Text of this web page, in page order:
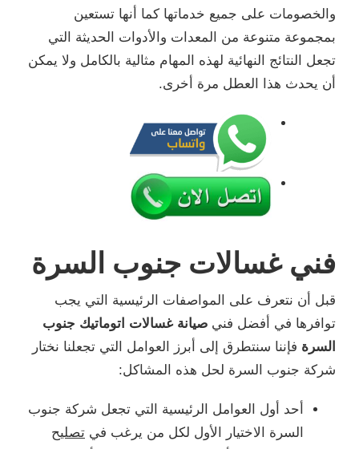
والخصومات على جميع خدماتها كما أنها تستعين
بمجموعة متنوعة من المعدات والأدوات الحديثة التي
تجعل النتائج النهائية لهذه المهام مثالية بالكامل ولا يمكن
أن يحدث هذا العطل مرة أخرى.
فني غسالات جنوب السرة
قبل أن نتعرف على المواصفات الرئيسية التي يجب
توافرها في أفضل فني صيانة غسالات اتوماتيك جنوب
السرة فإننا سنتطرق إلى أبرز العوامل التي تجعلنا نختار
شركة جنوب السرة لحل هذه المشاكل:
أحد أول العوامل الرئيسية التي تجعل شركة جنوب
السرة الاختيار الأول لكل من يرغب في تصليح